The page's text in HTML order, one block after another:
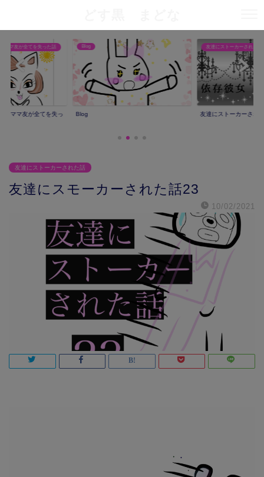
ママ友が全てを失った話
りママ友が全てを失っ
Blog
Blog
友達にストーカーされた話
友達にストーカーされ
友達にストーカーされた話
友達にスモーカーされた話23
10/02/2021